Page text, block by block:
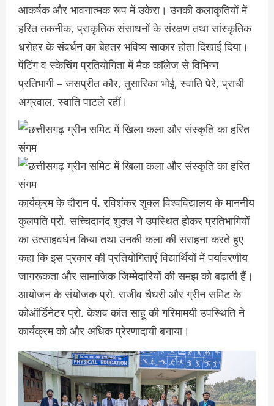
आकर्षक और भावनात्मक रूप में उकेरा। उनकी कलाकृतियों में
हरित तकनीक, प्राकृतिक संसाधनों के संरक्षण तथा सांस्कृतिक
धरोहर के संवर्धन का बेहतर भविष्य साकार होता दिखाई दिया।
पेंटिंग व स्केचिंग प्रतियोगिता में मैक काॅलेज से विभिन्न
प्रतिभागी – जसप्रीत कौर, तुसारिका भोई, स्वाति पेरे, प्राची
अग्रवाल, स्वाति पाटले रहीं।
कार्यक्रम के दौरान पं. रविशंकर शुक्ल विश्वविद्यालय के माननीय
कुलपति प्रो. सच्चिदानंद शुक्ल ने उपस्थित होकर प्रतिभागियों
का उत्साहवर्धन किया तथा उनकी कला की सराहना करते हुए
कहा कि इस प्रकार की प्रतियोगिताएँ विद्यार्थियों में पर्यावरणीय
जागरूकता और सामाजिक जिम्मेदारियों की समझ को बढ़ाती हैं।
आयोजन के संयोजक प्रो. राजीव चैधरी और ग्रीन समिट के
कोऑर्डिनेटर प्रो. केशव कांत साहू की गरिमामयी उपस्थिति ने
कार्यक्रम को और अधिक प्रेरणादायी बनाया।